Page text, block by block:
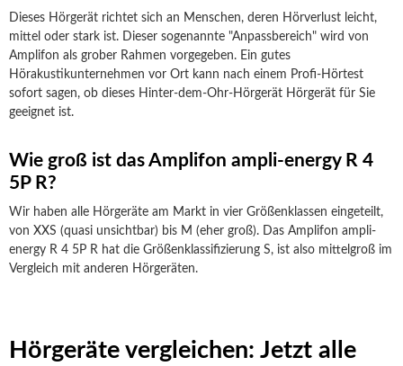
Dieses Hörgerät richtet sich an Menschen, deren Hörverlust leicht,
mittel oder stark ist. Dieser sogenannte "Anpassbereich" wird von
Amplifon als grober Rahmen vorgegeben. Ein gutes
Hörakustikunternehmen vor Ort kann nach einem Profi-Hörtest
sofort sagen, ob dieses Hinter-dem-Ohr-Hörgerät Hörgerät für Sie
geeignet ist.
Wie groß ist das Amplifon ampli-energy R 4
5P R?
Wir haben alle Hörgeräte am Markt in vier Größenklassen eingeteilt,
von XXS (quasi unsichtbar) bis M (eher groß). Das Amplifon ampli-
energy R 4 5P R hat die Größenklassifizierung S, ist also mittelgroß im
Vergleich mit anderen Hörgeräten.
Hörgeräte vergleichen: Jetzt alle